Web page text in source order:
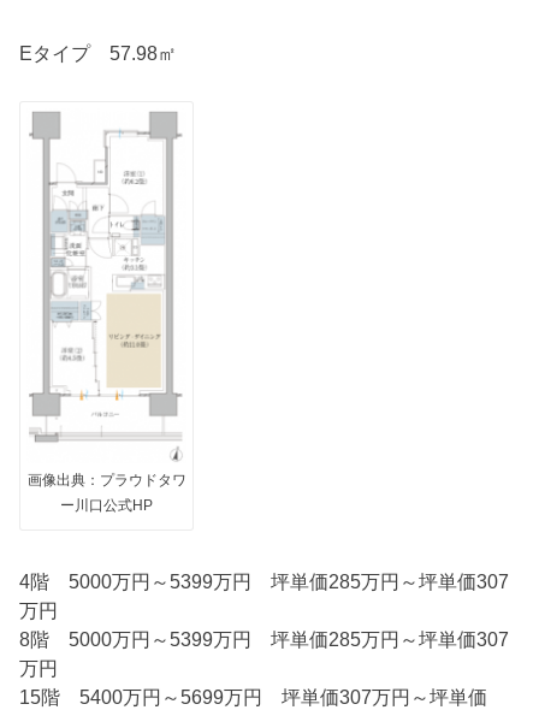
Eタイプ 57.98㎡
画像出典：プラウドタワ
ー川口公式HP
4階 5000万円～5399万円 坪単価285万円～坪単価307
万円
8階 5000万円～5399万円 坪単価285万円～坪単価307
万円
15階 5400万円～5699万円 坪単価307万円～坪単価